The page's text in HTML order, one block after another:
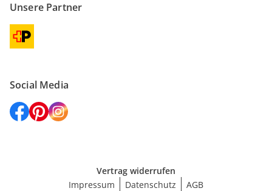
Unsere Partner
Social Media
Vertrag widerrufen
Impressum
Datenschutz
AGB